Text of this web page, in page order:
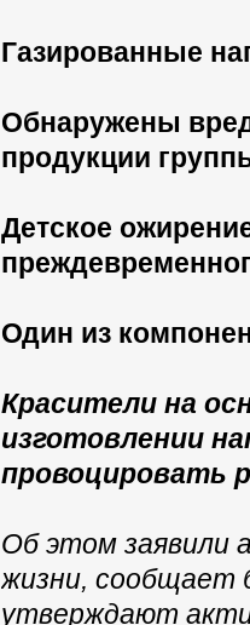
Газированные
Обнаружены
продукции
Детское
Один из
Красители на
изготовлении
провоцировать
Об этом заявили
жизни, сообщает
утверждают